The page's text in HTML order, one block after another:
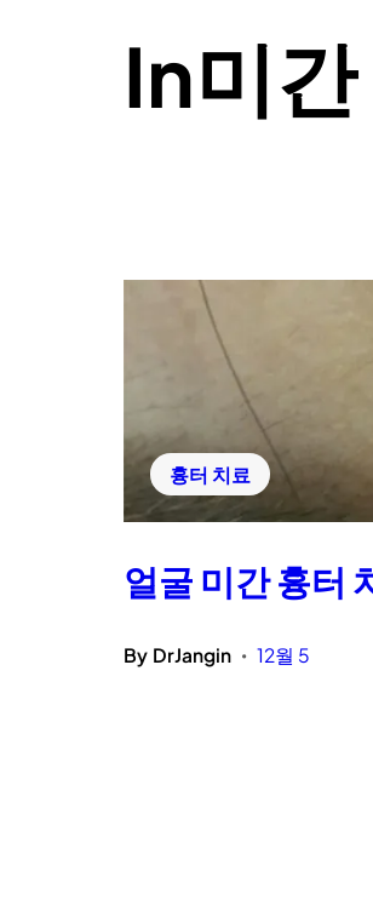
In미
흉터 치료
얼굴 미간 흉터
By DrJangin • 12월 5